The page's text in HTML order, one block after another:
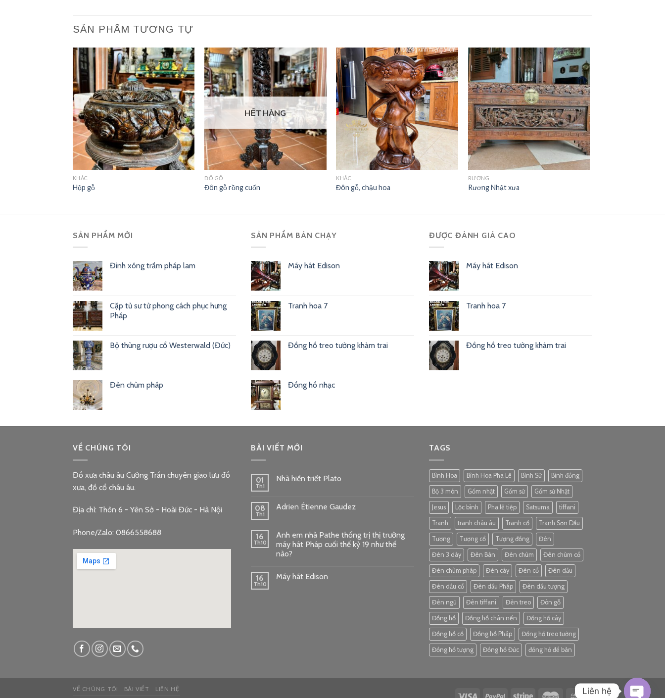
SẢN PHẨM TƯƠNG TỰ
KHÁC
Hộp gỗ
HẾT HÀNG
ĐỒ GỖ
Đôn gỗ rồng cuốn
KHÁC
Đôn gỗ, chậu hoa
RƯƠNG
Rương Nhật xưa
SẢN PHẨM MỚI
Đỉnh xông trầm pháp lam
Cặp tủ sư tử phong cách phục hưng
Pháp
Bộ thùng rượu cổ Westerwald (Đức)
Đèn chùm pháp
SẢN PHẨM BÁN CHẠY
Máy hát Edison
Tranh hoa 7
Đồng hồ treo tường khảm trai
Đồng hồ nhạc
ĐƯỢC ĐÁNH GIÁ CAO
Máy hát Edison
Tranh hoa 7
Đồng hồ treo tường khảm trai
VỀ CHÚNG TÔI
Đồ xưa châu âu Cường Trần chuyên giao lưu đồ
xưa, đồ cổ châu âu.
Địa chỉ: Thôn 6 - Yên Sở - Hoài Đức - Hà Nội
Phone/Zalo: 0866558688
BÀI VIẾT MỚI
01
Th1
Nhà hiền triết Plato
08
Th1
Adrien Étienne Gaudez
16
Th10
Anh em nhà Pathe thống trị thị trường
máy hát Pháp cuối thế kỷ 19 như thế
nào?
16
Th10
Máy hát Edison
TAGS
Bình Hoa Bình Hoa Pha Lê Bình Sứ Bình đồng
Bộ 3 món Gốm nhật Gốm sứ Gốm sứ Nhật
Jesus Lộc bình Pha lê tiệp Satsuma tiffani
Tranh tranh châu âu Tranh cổ Tranh Sơn Dầu
Tượng Tượng cổ Tượng đồng Đèn
Đèn 3 dây Đèn Bàn Đèn chùm Đèn chùm cổ
Đèn chùm pháp Đèn cây Đèn cổ Đèn dầu
Đèn dầu cổ Đèn dầu Pháp Đèn dầu tượng
Đèn ngủ Đèn tiffani Đèn treo Đôn gỗ
Đồng hồ Đồng hồ chân nến Đồng hồ cây
Đồng hồ cổ Đồng hồ Pháp Đồng hồ treo tường
Đồng hồ tượng Đồng hồ Đức đồng hồ để bàn
VỀ CHÚNG TÔI BÀI VIẾT LIÊN HỆ Liên hệ